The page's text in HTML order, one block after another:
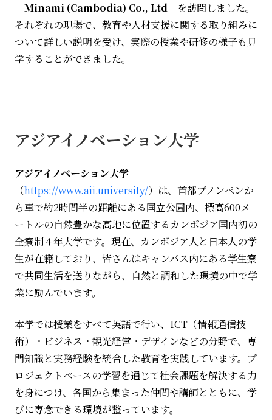
「Minami (Cambodia) Co., Ltd 」を訪問しました。
それぞれの現場で、教育や人材支援に関する取り組みに
ついて詳しい説明を受け、実際の授業や研修の様子も見
学することができました。
アジアイノベーション大学
アジアイノベーション大学
（https://www.aii.university/）は、首都プノンペンか
ら車で約2時間半の距離にある国立公園内、標高600メ
ートルの自然豊かな高地に位置するカンボジア国内初の
全寮制４年大学です。現在、カンボジア人と日本人の学
生が在籍しており、皆さんはキャンパス内にある学生寮
で共同生活を送りながら、自然と調和した環境の中で学
業に励んでいます。
本学では授業をすべて英語で行い、ICT（情報通信技
術）・ビジネス・観光経営・デザインなどの分野で、専
門知識と実務経験を統合した教育を実践しています。プ
ロジェクトベースの学習を通じて社会課題を解決する力
を身につけ、各国から集まった仲間や講師とともに、学
びに専念できる環境が整っています。